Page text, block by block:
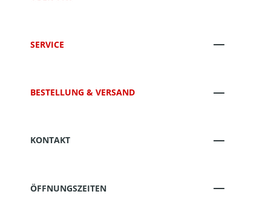
SERVICE
BESTELLUNG & VERSAND
KONTAKT
ÖFFNUNGSZEITEN